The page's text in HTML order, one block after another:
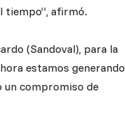
tiempo”, afirmó.
(Sandoval), para la
estamos generando
un compromiso de